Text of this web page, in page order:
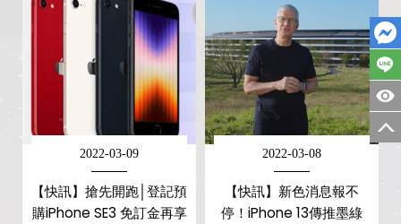
2022-03-09
【快訊】搶先開跑│登記預
購iPhone SE3 免訂金再享
2022-03-08
【快訊】新色消息報不
停！iPhone 13傳推墨綠